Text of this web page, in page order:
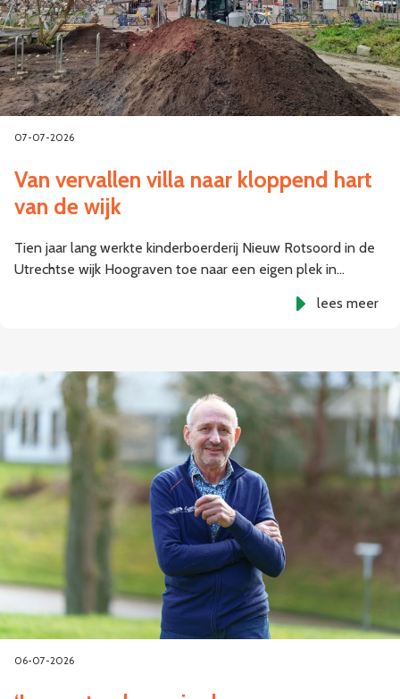
07-07-2026
Van vervallen villa naar kloppend hart
van de wijk
Tien jaar lang werkte kinderboerderij Nieuw Rotsoord in de
Utrechtse wijk Hoograven toe naar een eigen plek in…
lees meer
06-07-2026